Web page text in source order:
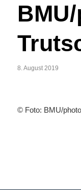
8. August 2019
© Foto: BMU/